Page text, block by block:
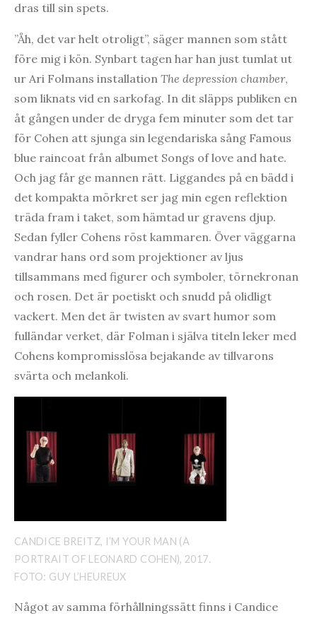
dras till sin spets.
”Åh, det var helt otroligt”, säger mannen som stått
före mig i kön. Synbart tagen har han just tumlat ut
ur Ari Folmans installation The depression chamber,
som liknats vid en sarkofag. In dit släpps publiken en
åt gången under de dryga fem minuter som det tar
för Cohen att sjunga sin legendariska sång Famous
blue raincoat från albumet Songs of love and hate.
Och jag får ge mannen rätt. Liggandes på en bädd i
det kompakta mörkret ser jag min egen reflektion
träda fram i taket, som hämtad ur gravens djup.
Sedan fyller Cohens röst kammaren. Över väggarna
vandrar hans ord som projektioner av ljus
tillsammans med figurer och symboler, törnekronan
och rosen. Det är poetiskt och snudd på olidligt
vackert. Men det är twisten av svart humor som
fulländar verket, där Folman i själva titeln leker med
Cohens kompromisslösa bejakande av tillvarons
svärta och melankoli.
CANDICE BREITZ, I’M YOUR MAN (A
PORTRAIT OF LEONARD COHEN), 2017.
FOTO: GUY L’HEUREUX
Något av samma förhållningssätt finns i Candice